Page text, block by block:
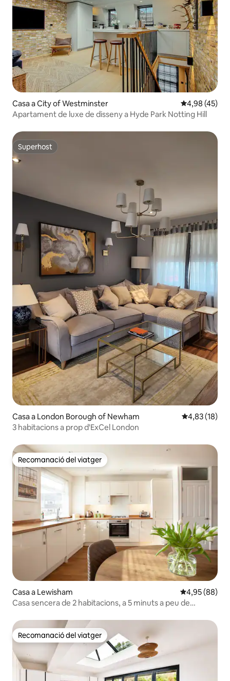
Casa a City of Westminster 4,98 de
4,98 (45)
Apartament de luxe de disseny a Hyde Park Notting Hill
Superhost
Superhost
Casa a London Borough of Newham 4,83 de
4,83 (18)
3 habitacions a prop d'ExCel London
Recomanació del viatger
Recomanació del viatger
Casa a Lewisham 4,95 de
4,95 (88)
Casa sencera de 2 habitacions, a 5 minuts a peu de
Recomanació del viatger
Recomanació del viatger